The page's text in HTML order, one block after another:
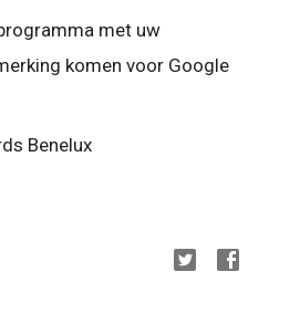
met uw
komen voor Google
Benelux